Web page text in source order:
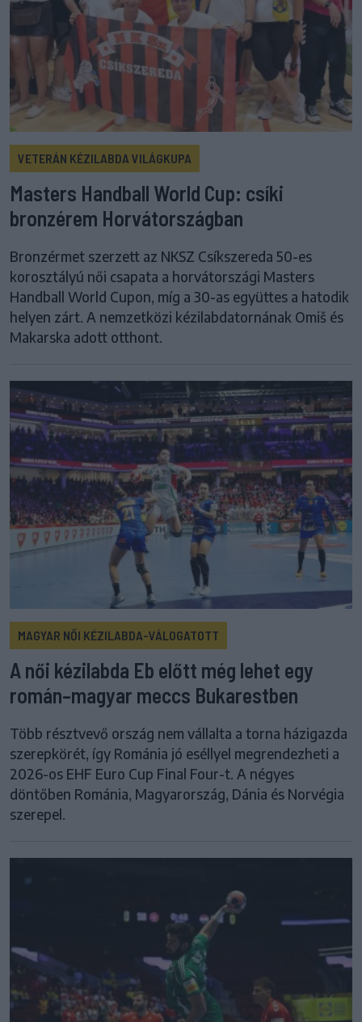
VETERÁN KÉZILABDA VILÁGKUPA
Masters Handball World Cup: csíki
bronzérem Horvátországban
Bronzérmet szerzett az NKSZ Csíkszereda 50-es
korosztályú női csapata a horvátországi Masters
Handball World Cupon, míg a 30-as együttes a hatodik
helyen zárt. A nemzetközi kézilabdatornának Omiš és
Makarska adott otthont.
MAGYAR NŐI KÉZILABDA-VÁLOGATOTT
A női kézilabda Eb előtt még lehet egy
román–magyar meccs Bukarestben
Több résztvevő ország nem vállalta a torna házigazda
szerepkörét, így Románia jó eséllyel megrendezheti a
2026-os EHF Euro Cup Final Four-t. A négyes
döntőben Románia, Magyarország, Dánia és Norvégia
szerepel.